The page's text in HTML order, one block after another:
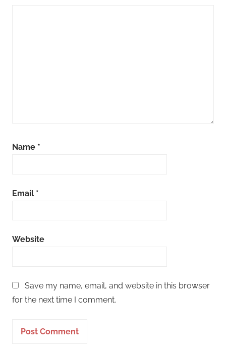
Name *
Email *
Website
Save my name, email, and website in this browser
for the next time I comment.